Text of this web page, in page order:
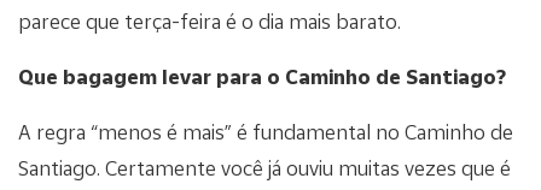
parece que terça-feira é o dia mais barato.
Que bagagem levar para o Caminho de Santiago?
A regra “menos é mais” é fundamental no Caminho de
Santiago. Certamente você já ouviu muitas vezes que é